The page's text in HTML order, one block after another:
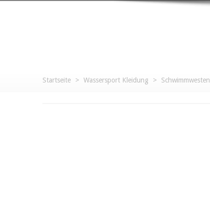
Startseite > Wassersport Kleidung > Schwimmwesten